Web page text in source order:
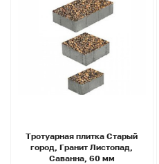
Тротуарная плитка Старый
город, Гранит Листопад,
Саванна, 60 мм